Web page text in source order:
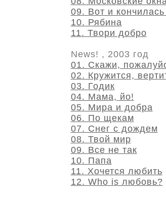
09. Вот и
10. Рябина
11. Твори добро
News! , 2003 год
01. Скажи,
02. Кружится,
03. Годик
04. Мама, йо!
05. Мира и добра
06. По щекам
07. Снег с дождем
08. Твой мир
09. Все не так
10. Папа
11. Хочется любить
12. Who is любовь?